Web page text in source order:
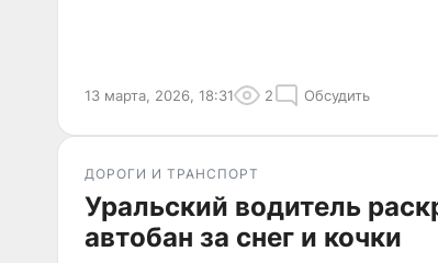
13 марта, 2026, 18:31 2 Обсудить
ДОРОГИ И ТРАНСПОРТ
Уральский водитель
автобан за снег и кочки